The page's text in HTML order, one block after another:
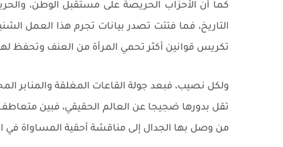
كما أن الأحزاب الحريصة على مستقبل الوطن،
التاريخ، فما فتئت تصدر بيانات تجرم هذا العمل
تكريس قوانين أكثر تحمي المرأة من العنف وتحفظ
ولكل نصيب، فبعد جولة القاعات المغلقة والمنابر
تقل بدورها ضجيجا عن العالم الحقيقي، فبين
من وصل بها الجدال إلى مناقشة أحقية المساواة في